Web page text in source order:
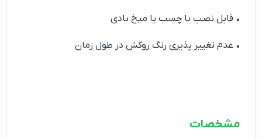
• قابل نصب با چسب یا میخ بادی
• عدم تغییر پذیری رنگ روکش در طول زمان
مشخصات